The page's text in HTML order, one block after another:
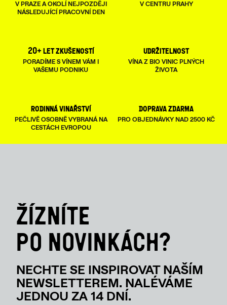
V
U
V PRAZE A OKOLÍ NEJPOZDĚJI
NÁSLEDUJÍCÍ PRACOVNÍ DEN
V CENTRU PRAHY
20+ let zkušeností
PORADÍME S VÍNEM VÁM I
VAŠEMU PODNIKU
udržitelnost
VÍNA Z BIO VINIC PLNÝCH
ŽIVOTA
rodinná vinařství
PEČLIVĚ OSOBNĚ VYBRANÁ NA
CESTÁCH EVROPOU
doprava zdarma
PRO OBJEDNÁVKY NAD 2500 KČ